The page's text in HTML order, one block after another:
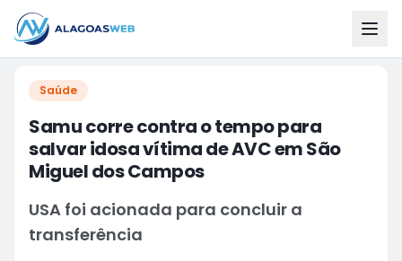
Saúde
Samu corre contra o tempo para
salvar idosa vítima de AVC em São
Miguel dos Campos
USA foi acionada para concluir a
transferência